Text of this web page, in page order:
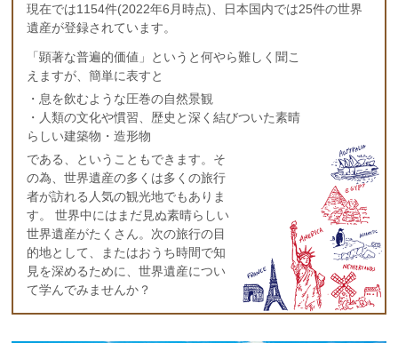
現在では1154件(2022年6月時点)、日本国内では25件の世界
遺産が登録されています。
「顕著な普遍的価値」というと何やら難しく聞こ
えますが、簡単に表すと
・息を飲むような圧巻の自然景観
・人類の文化や慣習、歴史と深く結びついた素晴
らしい建築物・造形物
である、ということもできます。そ
の為、世界遺産の多くは多くの旅行
者が訪れる人気の観光地でもありま
す。 世界中にはまだ見ぬ素晴らしい
世界遺産がたくさん。次の旅行の目
的地として、またはおうち時間で知
見を深めるために、世界遺産につい
て学んでみませんか？